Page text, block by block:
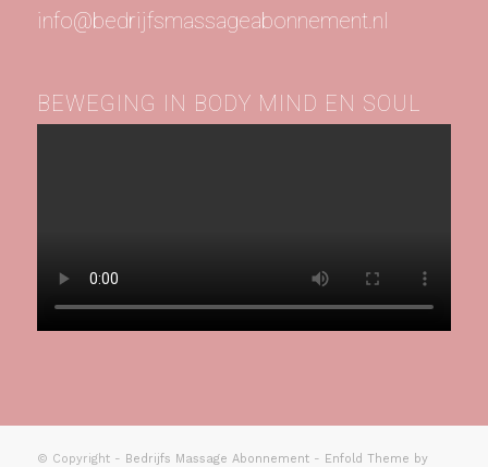
info@bedrijfsmassageabonnement.nl
BEWEGING IN BODY MIND EN SOUL
© Copyright - Bedrijfs Massage Abonnement- Enfold Theme by